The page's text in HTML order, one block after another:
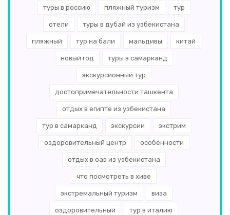
туры в россию пляжный туризм тур
отели туры в дубай из узбекистана
пляжный тур на бали мальдивы китай
новый год туры в самарканд
экскурсионный тур
достопримечательности ташкента
отдых в египте из узбекистана
тур в самарканд экскурсии экстрим
оздоровительный центр особенности
отдых в оаэ из узбекистана
что посмотреть в хиве
экстремальный туризм виза
оздоровительный тур в италию